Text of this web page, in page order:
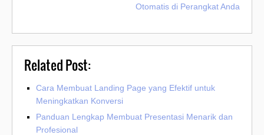
Otomatis di Perangkat Anda
Related Post:
Cara Membuat Landing Page yang Efektif untuk
Meningkatkan Konversi
Panduan Lengkap Membuat Presentasi Menarik dan
Profesional